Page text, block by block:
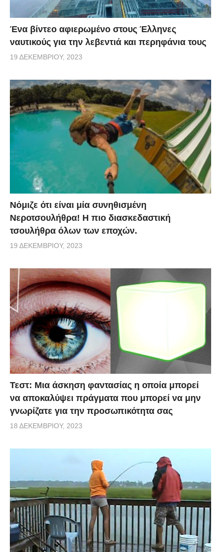
Ένα βίντεο αφιερωμένο στους Έλληνες
ναυτικούς για την λεβεντιά και περηφάνια τους
19 ΔΕΚΕΜΒΡΊΟΥ, 2023
Νόμιζε ότι είναι μία συνηθισμένη
Νεροτσουλήθρα! Η πιο διασκεδαστική
τσουλήθρα όλων των εποχών.
19 ΔΕΚΕΜΒΡΊΟΥ, 2023
Τεστ: Μια άσκηση φαντασίας η οποία μπορεί
να αποκαλύψει πράγματα που μπορεί να μην
γνωρίζατε για την προσωπικότητα σας
18 ΔΕΚΕΜΒΡΊΟΥ, 2023